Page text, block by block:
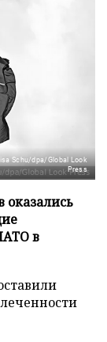
Schu/dpa/Global Look
Press
оказались
в